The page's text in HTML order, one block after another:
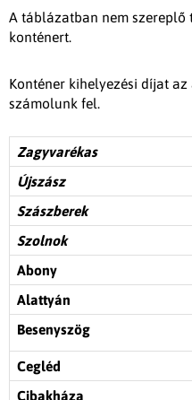
A táblázatban nem
konténert.
Konténer kihelyezési díjat
számolunk fel.
Zagyvarékas
Újszász
Szászberek
Szolnok
Abony
Alattyán
Besenyszög
Cegléd
Cibakháza